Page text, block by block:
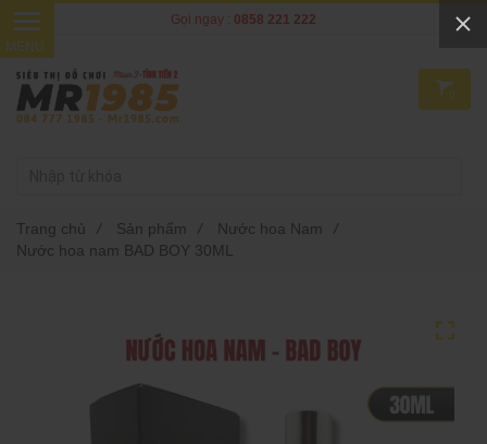
Trang chủ / Sản phẩm / Nước hoa Nam
/
Nước hoa nam BAD BOY 30ML
Gọi ngay : 0858 221 222
0